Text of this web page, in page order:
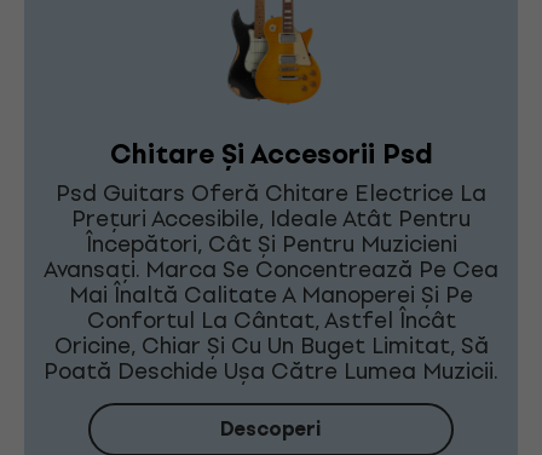
Chitare Și Accesorii Psd
Psd Guitars Oferă Chitare Electrice La
Prețuri Accesibile, Ideale Atât Pentru
Începători, Cât Și Pentru Muzicieni
Avansați. Marca Se Concentrează Pe Cea
Mai Înaltă Calitate A Manoperei Și Pe
Confortul La Cântat, Astfel Încât
Oricine, Chiar Și Cu Un Buget Limitat, Să
Poată Deschide Ușa Către Lumea Muzicii.
Descoperi